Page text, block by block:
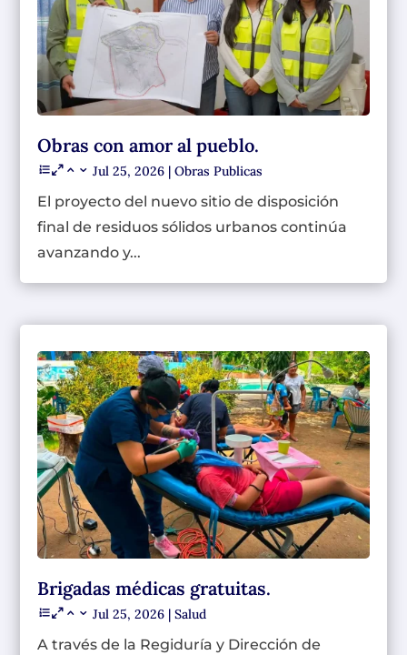
Obras con amor al pueblo.
Jul 25, 2026 |Obras Publicas
El proyecto del nuevo sitio de disposición
final de residuos sólidos urbanos continúa
avanzando y...
Brigadas médicas gratuitas.
Jul 25, 2026 |Salud
A través de la Regiduría y Dirección de